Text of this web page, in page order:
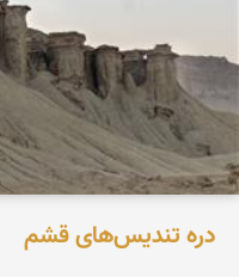
دره تندیس‌های قشم